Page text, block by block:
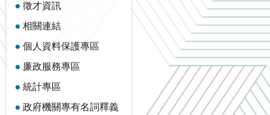
徵才資訊
相關連結
個人資料保護專區
廉政服務專區
統計專區
政府機關專有名詞釋義